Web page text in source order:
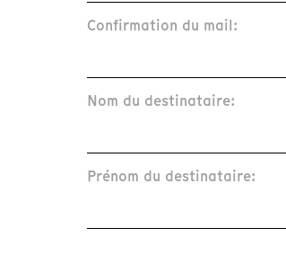
Confirmation du mail:
Nom du destinataire:
Prénom du destinataire: